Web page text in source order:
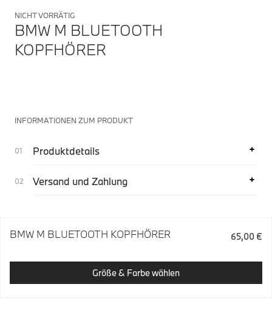
NICHT VORRÄTIG
BMW M BLUETOOTH
KOPFHÖRER
INFORMATIONEN ZUM PRODUKT
Produktdetails
Versand und Zahlung
BMW M BLUETOOTH KOPFHÖRER 65,00 €
Größe & Farbe wählen